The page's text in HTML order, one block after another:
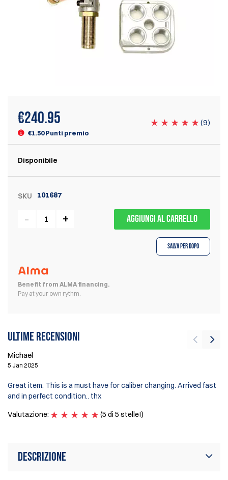
€240.95
€1.50 Punti premio
(9)
Disponibile
SKU 101687
AGGIUNGI AL CARRELLO
Salva per dopo
Benefit from ALMA financing.
Pay at your own rythm.
Ultime recensioni
Michael
5 Jan 2025
Great item. This is a must have for caliber changing. Arrived fast
and in perfect condition.. thx
Valutazione:
(5 di 5 stelle!)
Descrizione